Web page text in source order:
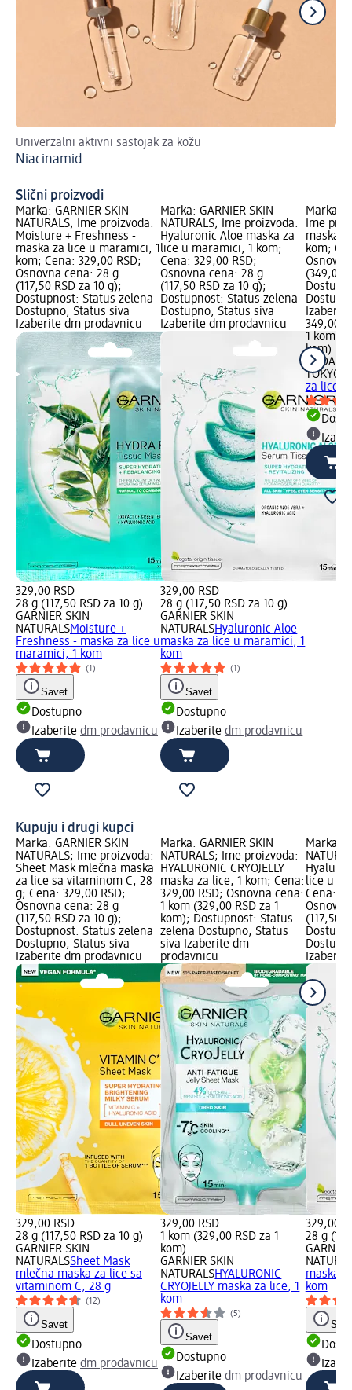
Univerzalni aktivni sastojak za kožu
Niacinamid
Slični proizvodi
Marka: GARNIER SKIN
NATURALS; Ime proizvoda:
Moisture + Freshness -
maska za lice u maramici, 1
kom; Cena: 329,00 RSD;
Osnovna cena: 28 g
(117,50 RSD za 10 g);
Dostupnost: Status zelena
Dostupno, Status siva
Izaberite dm prodavnicu
329,00 RSD
28 g (117,50 RSD za 10 g)
GARNIER SKIN
NATURALSMoisture +
Freshness - maska za lice u
maramici, 1 kom
(1)
Savet
Dostupno
Izaberite dm prodavnicu
Marka: GARNIER SKIN
NATURALS; Ime proizvoda:
Hyaluronic Aloe maska za
lice u maramici, 1 kom;
Cena: 329,00 RSD;
Osnovna cena: 28 g
(117,50 RSD za 10 g);
Dostupnost: Status zelena
Dostupno, Status siva
Izaberite dm prodavnicu
329,00 RSD
28 g (117,50 RSD za 10 g)
GARNIER SKIN
NATURALSHyaluronic Aloe
maska za lice u maramici, 1
kom
(1)
Savet
Dostupno
Izaberitedm prodavnicu
Marka:
Ime
maska
kom;
(349,00
349,00
1 kom
kom)
HADA
TOKYO
za lice u
Kupuju i drugi kupci
Marka: GARNIER SKIN
NATURALS; Ime proizvoda:
Sheet Mask mlečna maska
za lice sa vitaminom C, 28
g; Cena: 329,00 RSD;
Osnovna cena: 28 g
(117,50 RSD za 10 g);
Dostupnost: Status zelena
Dostupno, Status siva
Izaberite dm prodavnicu
329,00 RSD
28 g (117,50 RSD za 10 g)
GARNIER SKIN
NATURALSSheet Mask
mlečna maska za lice sa
vitaminom C, 28 g
(12)
Savet
Dostupno
Izaberite dm prodavnicu
Marka: GARNIER SKIN
NATURALS; Ime proizvoda:
HYALURONIC CRYOJELLY
maska za lice, 1 kom; Cena:
329,00 RSD; Osnovna cena:
1 kom (329,00 RSD za 1
kom); Dostupnost: Status
zelena Dostupno, Status
siva Izaberite dm
prodavnicu
329,00 RSD
1 kom (329,00 RSD za 1
kom)
GARNIER SKIN
NATURALSHYALURONIC
CRYOJELLY maska za lice, 1
kom
(5)
Savet
Dostupno
Izaberitedm prodavnicu
Marka:
lice u
Cena:
(117,50
329,00
28 g
maska
kom